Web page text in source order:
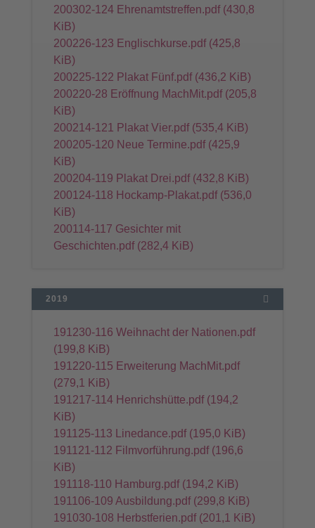
200302-124 Ehrenamtstreffen.pdf (430,8
KiB)
200226-123 Englischkurse.pdf (425,8
KiB)
200225-122 Plakat Fünf.pdf (436,2 KiB)
200220-28 Eröffnung MachMit.pdf (205,8
KiB)
200214-121 Plakat Vier.pdf (535,4 KiB)
200205-120 Neue Termine.pdf (425,9
KiB)
200204-119 Plakat Drei.pdf (432,8 KiB)
200124-118 Hockamp-Plakat.pdf (536,0
KiB)
200114-117 Gesichter mit
Geschichten.pdf (282,4 KiB)
2019
191230-116 Weihnacht der Nationen.pdf
(199,8 KiB)
191220-115 Erweiterung MachMit.pdf
(279,1 KiB)
191217-114 Henrichshütte.pdf (194,2
KiB)
191125-113 Linedance.pdf (195,0 KiB)
191121-112 Filmvorführung.pdf (196,6
KiB)
191118-110 Hamburg.pdf (194,2 KiB)
191106-109 Ausbildung.pdf (299,8 KiB)
191030-108 Herbstferien.pdf (201,1 KiB)